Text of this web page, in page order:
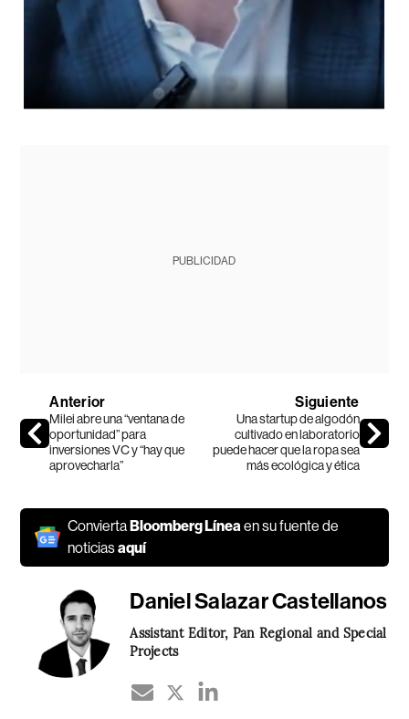
PUBLICIDAD
Anterior
Milei abre una “ventana de
oportunidad” para
inversiones VC y “hay que
aprovecharla”
Siguiente
Una startup de algodón
cultivado en laboratorio
puede hacer que la ropa sea
más ecológica y ética
ConviertaBloomberg Línea en su fuente de
noticiasaquí
Daniel Salazar Castellanos
Assistant Editor, Pan Regional and Special
Projects